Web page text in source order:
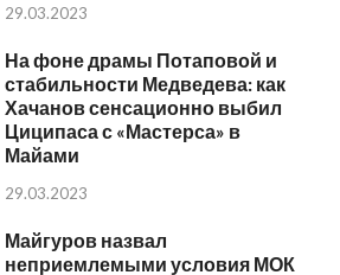
29.03.2023
На фоне драмы Потаповой и
стабильности Медведева: как
Хачанов сенсационно выбил
Циципаса с «Мастерса» в
Майами
29.03.2023
Майгуров назвал
неприемлемыми условия МОК